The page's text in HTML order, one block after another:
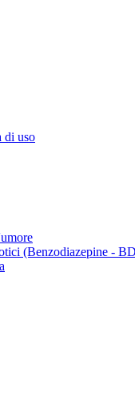
di uso
(Benzodiazepine -